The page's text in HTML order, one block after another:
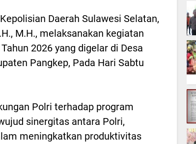
Daerah Sulawesi Selatan,
M.H., melaksanakan kegiatan
2026 yang digelar di Desa
Pangkep, Pada Hari Sabtu
Polri terhadap program
sinergitas antara Polri,
meningkatkan produktivitas